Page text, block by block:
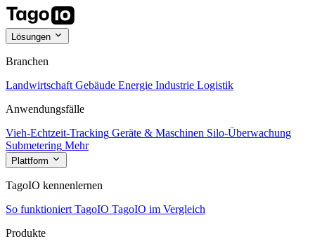
Lösungen
Branchen
Landwirtschaft Gebäude Energie Industrie Logistik
Anwendungsfälle
Vieh-Echtzeit-Tracking Geräte & Maschinen Silo-Überwachung
Submetering Mehr
Plattform
TagoIO kennenlernen
So funktioniert TagoIO TagoIO im Vergleich
Produkte